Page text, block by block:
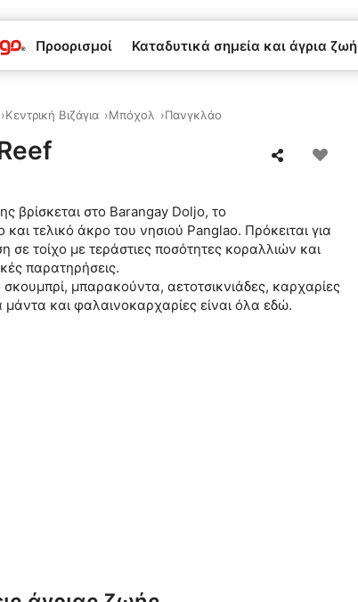
Προορισμοί Καταδυτικά σημεία και άγρια ​​ζωή
Κεντρική Βιζάγια Μπόχολ Πανγκλάο
βρίσκεται στο Barangay Doljo, το
και τελικό άκρο του νησιού Panglao. Πρόκειται για
σε τοίχο με τεράστιες ποσότητες κοραλλιών και
παρατηρήσεις.
μπαρακούντα, αετοτσικνιάδες, καρχαρίες
και φαλαινοκαρχαρίες είναι όλα εδώ.